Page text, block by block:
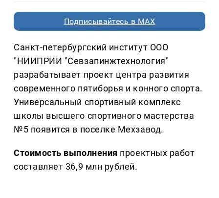
Подписывайтесь в MAX
Санкт-петербургский институт ООО
"НИИПРИИ "Севзапинжтехнология"
разрабатывает проект центра развития
современного пятиборья и конного спорта.
Универсальный спортивный комплекс
школы высшего спортивного мастерства
№5 появится в поселке Мехзавод.
Стоимость выполнения проектных работ
составляет 36,9 млн рублей.